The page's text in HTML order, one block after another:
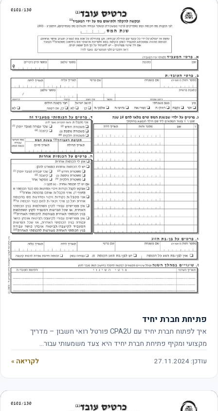
פתיחת חברת יחיד
איך לפתוח חברת יחיד עם CPA2U פורטל רואי חשבון – מדריך
מקצועי ומקיף פתיחת חברת יחיד היא צעד משמעותי עבור…
עודכן: 27.11.2024 לקריאה »